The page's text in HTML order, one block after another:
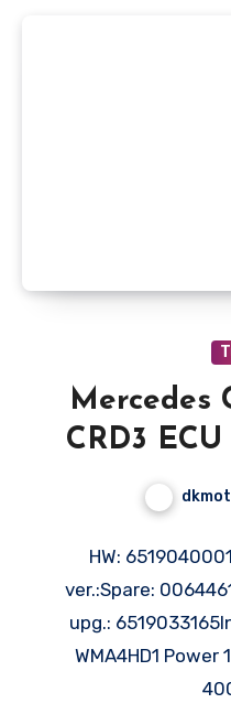
Mercedes
CRD3
HW:
ver.:Spare:
upg.:
WMA4HD1 Power